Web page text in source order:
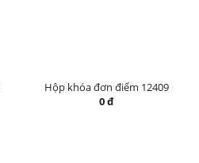
Hộp khóa đơn điểm 12409
0 đ